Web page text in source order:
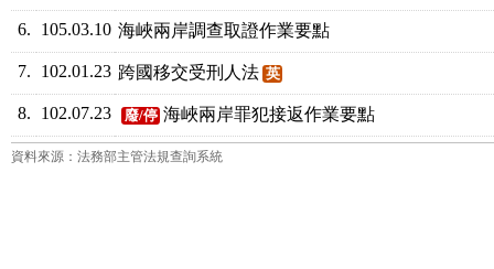
6. 105.03.10 海峽兩岸調查取證作業要點
7. 102.01.23 跨國移交受刑人法 英
8. 102.07.23 廢/停 海峽兩岸罪犯接返作業要點
資料來源：法務部主管法規查詢系統